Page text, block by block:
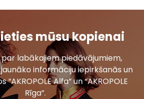
mūsu kopienai
par labākajiem piedāvājumiem,
informāciju iepirkšanās un
Alfa” un “AKROPOLE
Rīga”.